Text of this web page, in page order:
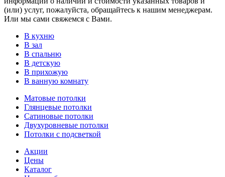
(или) услуг, пожалуйста, обращайтесь к нашим менеджерам.
Или мы сами свяжемся с Вами.
В кухню
В зал
В спальню
В детскую
В прихожую
В ванную комнату
Матовые потолки
Глянцевые потолки
Сатиновые потолки
Двухуровневые потолки
Потолки с подсветкой
Акции
Цены
Каталог